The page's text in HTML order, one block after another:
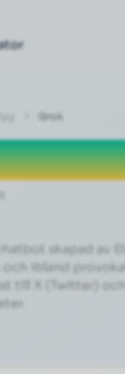
Grok
skapad av
och ibland
till X (Twitter)